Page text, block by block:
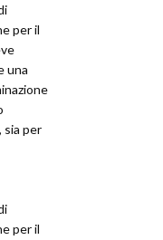
per il
una
sia per
per il